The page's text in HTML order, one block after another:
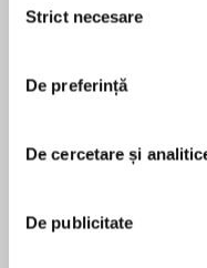
consimțământului
Strict necesare
De preferință
De cercetare și
De publicitate
Europe is ablaze.
joining the fight
Zennor, a
horrified. He
their young son,
A frantic search
pentru această
Sam Bourne is the